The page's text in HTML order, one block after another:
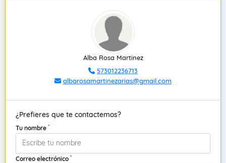
Alba Rosa Martinez
573012236713
albarosamartinezarias@gmail.com
¿Prefieres que te contactemos?
Tu nombre *
Correo electrónico *